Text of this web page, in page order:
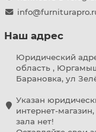
Наш адрес
Юридический
область ,
Барановка, ул
Указан
интернет-
зала нет!